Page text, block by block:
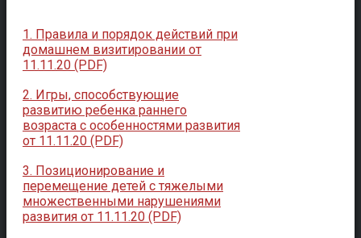
1. Правила и порядок действий при
домашнем визитировании от
11.11.20 (PDF)
2. Игры, способствующие
развитию ребенка раннего
возраста с особенностями развития
от 11.11.20 (PDF)
3. Позиционирование и
перемещение детей с тяжелыми
множественными нарушениями
развития от 11.11.20 (PDF)